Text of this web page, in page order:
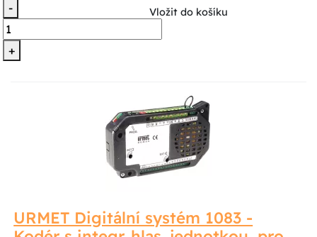
-
+
Vložit do košíku
URMET Digitální systém 1083 -